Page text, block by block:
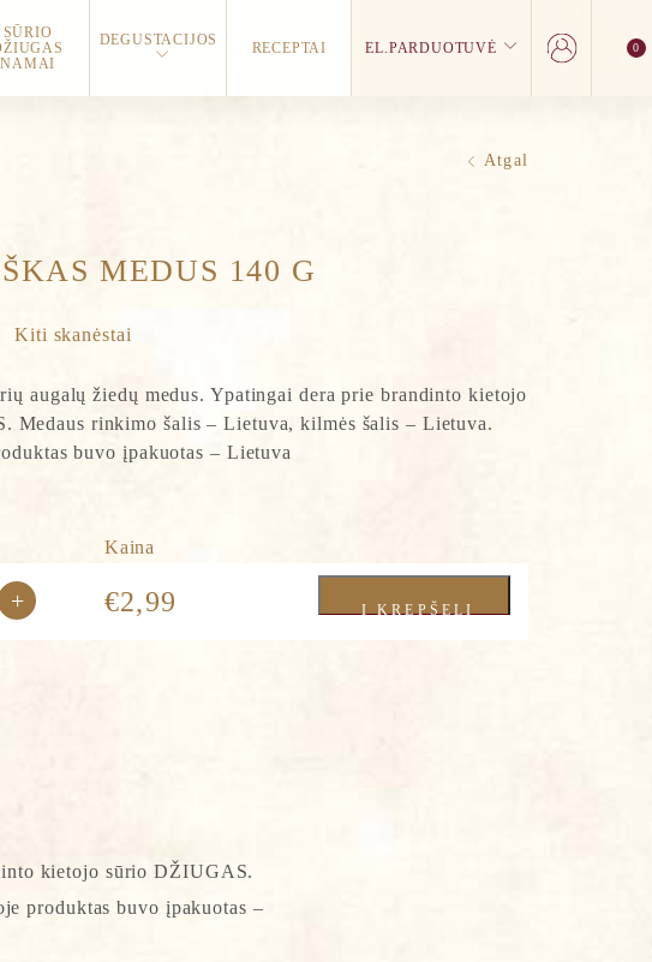
SŪRIO
NAMAI
DEGUSTACIJOS RECEPTAI EL.PARDUOTUVĖ 0
Atgal
MEDUS 140 G
Kiti skanėstai
augalų žiedų medus. Ypatingai dera prie brandinto kietojo
Medaus rinkimo šalis – Lietuva, kilmės šalis – Lietuva.
buvo įpakuotas – Lietuva
+
Kaina
€2,99 Į KREPŠELĮ
kietojo sūrio DŽIUGAS.
produktas buvo įpakuotas –